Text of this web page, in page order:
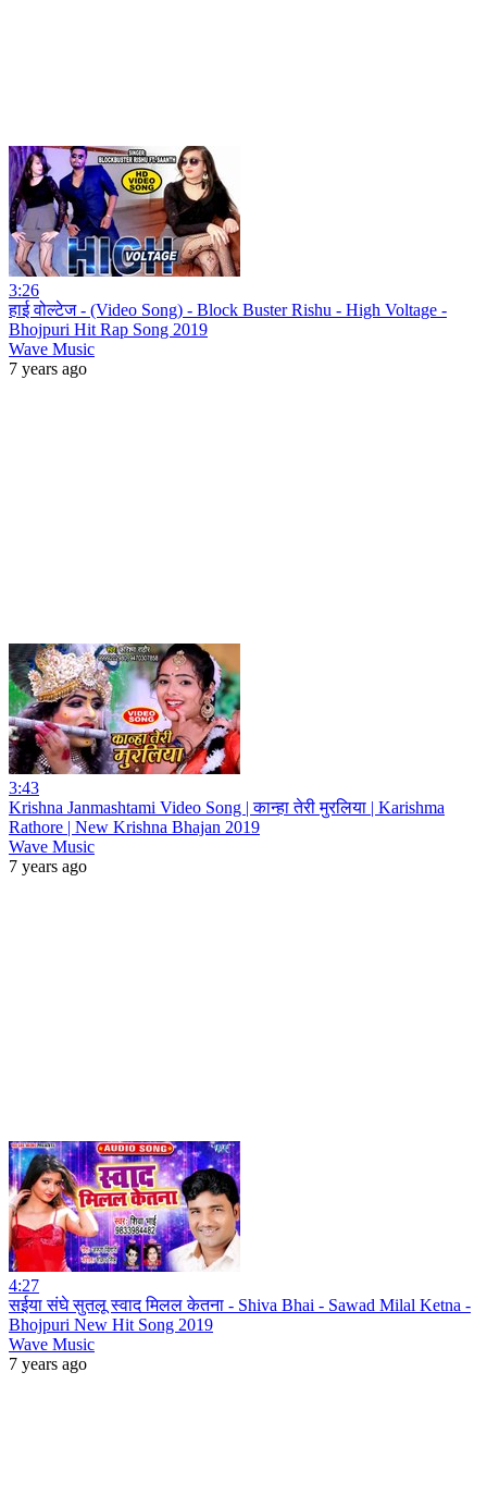
3:26
हाई वोल्टेज - (Video Song) - Block Buster Rishu - High Voltage -
Bhojpuri Hit Rap Song 2019
Wave Music
7 years ago
3:43
Krishna Janmashtami Video Song | कान्हा तेरी मुरलिया | Karishma
Rathore | New Krishna Bhajan 2019
Wave Music
7 years ago
4:27
सईया संघे सुतलू स्वाद मिलल केतना - Shiva Bhai - Sawad Milal Ketna -
Bhojpuri New Hit Song 2019
Wave Music
7 years ago